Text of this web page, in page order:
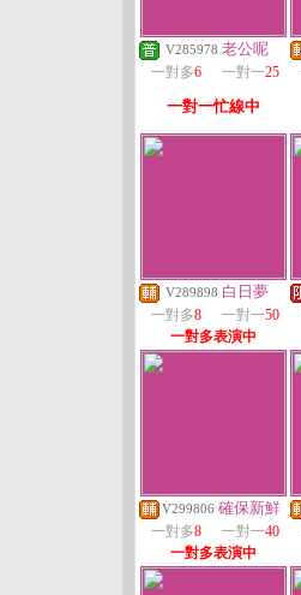
V285978 老公呢
一對多6 一對一25
一對一忙線中
V289898 白日夢
一對多8 一對一50
一對多表演中
V299806 確保新鮮
一對多8 一對一40
一對多表演中